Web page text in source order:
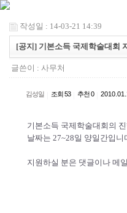
작성일 : 14-03-21 14:39
[공지] 기본소득 국제학술대회
글쓴이 : 사무처
김성일 조회 53 추천 0
기본소득 국제학술대회의
날짜는 27~28일 양일간입니
지원하실 분은 댓글이나 메